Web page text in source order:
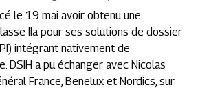
le 19 mai avoir obtenu une
IIa pour ses solutions de dossier
intégrant nativement de
DSIH a pu échanger avec Nicolas
France, Benelux et Nordics, sur